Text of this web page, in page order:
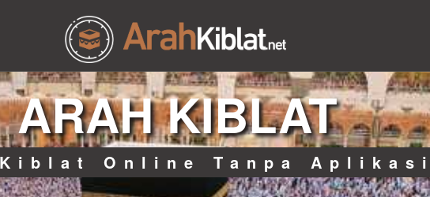
ARAH KIBLAT
Online Tanpa Aplikasi